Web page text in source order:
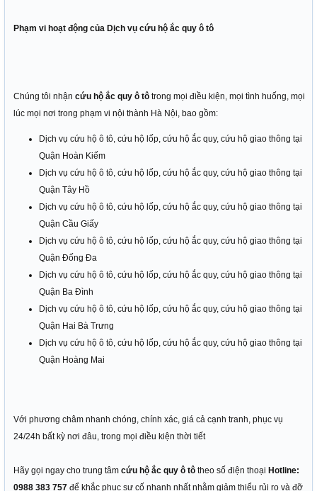
Phạm vi hoạt động của Dịch vụ cứu hộ ắc quy ô tô
Chúng tôi nhận cứu hộ ắc quy ô tô trong mọi điều kiện, mọi tình huống, mọi
lúc mọi nơi trong phạm vi nội thành Hà Nội, bao gồm:
Dịch vụ cứu hộ ô tô, cứu hộ lốp, cứu hộ ắc quy, cứu hộ giao thông tại
Quận Hoàn Kiếm
Dịch vụ cứu hộ ô tô, cứu hộ lốp, cứu hộ ắc quy, cứu hộ giao thông tại
Quận Tây Hồ
Dịch vụ cứu hộ ô tô, cứu hộ lốp, cứu hộ ắc quy, cứu hộ giao thông tại
Quận Cầu Giấy
Dịch vụ cứu hộ ô tô, cứu hộ lốp, cứu hộ ắc quy, cứu hộ giao thông tại
Quận Đống Đa
Dịch vụ cứu hộ ô tô, cứu hộ lốp, cứu hộ ắc quy, cứu hộ giao thông tại
Quận Ba Đình
Dịch vụ cứu hộ ô tô, cứu hộ lốp, cứu hộ ắc quy, cứu hộ giao thông tại
Quận Hai Bà Trưng
Dịch vụ cứu hộ ô tô, cứu hộ lốp, cứu hộ ắc quy, cứu hộ giao thông tại
Quận Hoàng Mai
Với phương châm nhanh chóng, chính xác, giá cả cạnh tranh, phục vụ
24/24h bất kỳ nơi đâu, trong mọi điều kiện thời tiết
Hãy gọi ngay cho trung tâm cứu hộ ắc quy ô tô theo số điện thoại Hotline:
0988 383 757 để khắc phục sự cố nhanh nhất nhằm giảm thiểu rủi ro và đỡ